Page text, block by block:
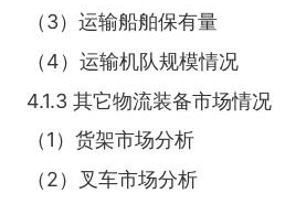
（3）运输船舶保有量
（4）运输机队规模情况
4.1.3 其它物流装备市场情况
（1）货架市场分析
（2）叉车市场分析